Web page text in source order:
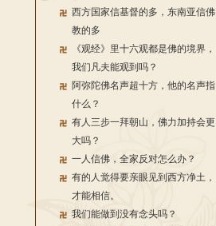
西方国家信基督的多，东南亚信佛
教的多
《观经》里十六观都是佛的境界，
我们凡夫能观到吗？
阿弥陀佛名声超十方，他的名声指
什么？
有人三步一拜朝山，佛力加持会更
大吗？
一人信佛，全家反对怎么办？
有的人觉得要亲眼见到西方净土，
才能相信。
我们能做到没有念头吗？